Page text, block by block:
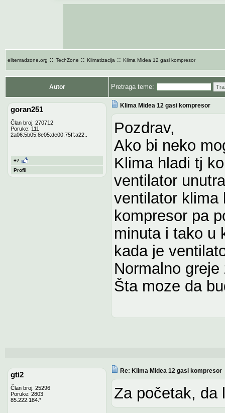
elitemadzone.org :: TechZone :: Klimatizacija :: Klima Midea 12 gasi kompresor
Autor Pretraga teme:
goran251
Član broj: 270712
Poruke: 111
2a06:5b05:8e05:de00:75ff:a22..
+7
Profil
Klima Midea 12 gasi kompresor
Pozdrav,
Ako bi neko
Klima hladi tj
ventilator
ventilator klima
kompresor pa
minuta i tako u
kada je
Normalno greje
Šta moze da
gti2
Član broj: 25296
Poruke: 2803
85.222.184.*
Re: Klima Midea 12 gasi kompresor
Za početak, da